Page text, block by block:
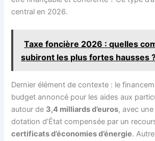
central en 2026.
Taxe foncière 2026 : quelles
subiront les plus fortes hausses
Dernier élément de contexte : le
budget annoncé pour les aides aux
autour de 3,4 milliards d’euros, avec
dotation d’État compensée par un
certificats d’économies d’énergie.